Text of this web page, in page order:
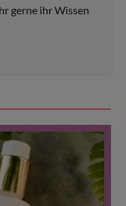
gerne ihr Wissen